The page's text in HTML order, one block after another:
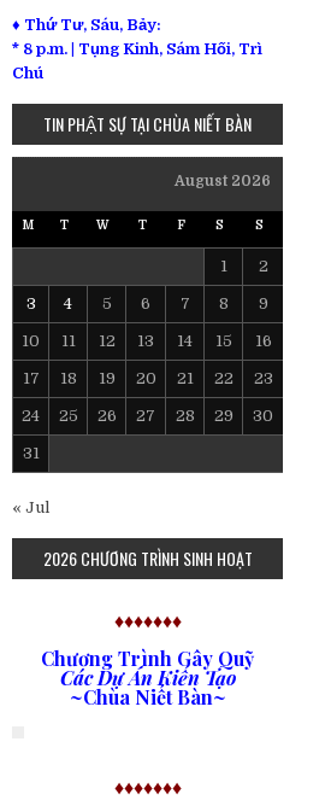
♦ Thứ Tư, Sáu, Bảy:
* 8 p.m. | Tụng Kinh, Sám Hối, Trì
Chú
TIN PHẬT SỰ TẠI CHÙA NIẾT BÀN
August 2026
M T W T F S S
1 2
3 4 5 6 7 8 9
10 11 12 13 14 15 16
17 18 19 20 21 22 23
24 25 26 27 28 29 30
31
« Jul
2026 CHƯƠNG TRÌNH SINH HOẠT
♦♦♦♦♦♦♦
Chương Trình Gây Quỹ
Các Dự Án Kiến Tạo
~Chùa Niết Bàn~
♦♦♦♦♦♦♦